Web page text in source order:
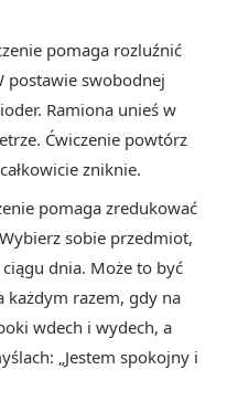
pomaga rozluźnić
postawie swobodnej
Ramiona unieś w
Ćwiczenie powtórz
zniknie.
pomaga zredukować
sobie przedmiot,
dnia. Może to być
każdym razem, gdy na
wdech i wydech, a
„Jestem spokojny i